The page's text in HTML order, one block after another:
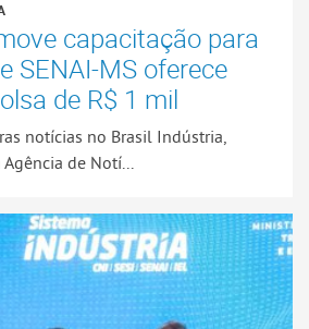
capacitação para
SENAI-MS oferece
de R$ 1 mil
notícias no Brasil Indústria,
de Notí...